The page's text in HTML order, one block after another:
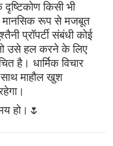
किसी भी
मानसिक रूप से मजबूत
प्रॉपर्टी संबंधी कोई
उसे हल करने के लिए
है। धार्मिक विचार
माहौल खुश
हो।🌷